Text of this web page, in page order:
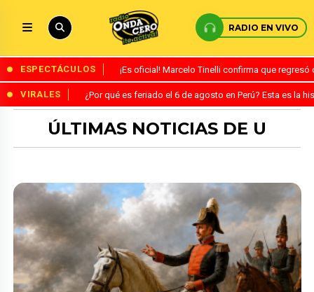
RADIO EN VIVO
ESPECTÁCULOS ¡Es oficial! Marcelo Tinelli confirma que
VIRALES ¿Por qué es feriado el 6 de agosto en Perú? Esta es la
ÚLTIMAS NOTICIAS DE U